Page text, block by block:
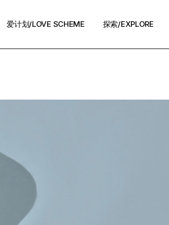
爱计划/LOVE SCHEME 探索/EXPLORE